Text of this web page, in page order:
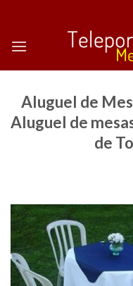
content
Aluguel de
Aluguel de
de